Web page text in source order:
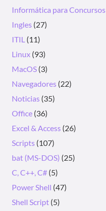
Informática para Concursos
Ingles (27)
ITIL (11)
Linux (93)
MacOS (3)
Navegadores (22)
Noticias (35)
Office (36)
Excel & Access (26)
Scripts (107)
bat (MS-DOS) (25)
C, C++, C# (5)
Power Shell (47)
Shell Script (5)